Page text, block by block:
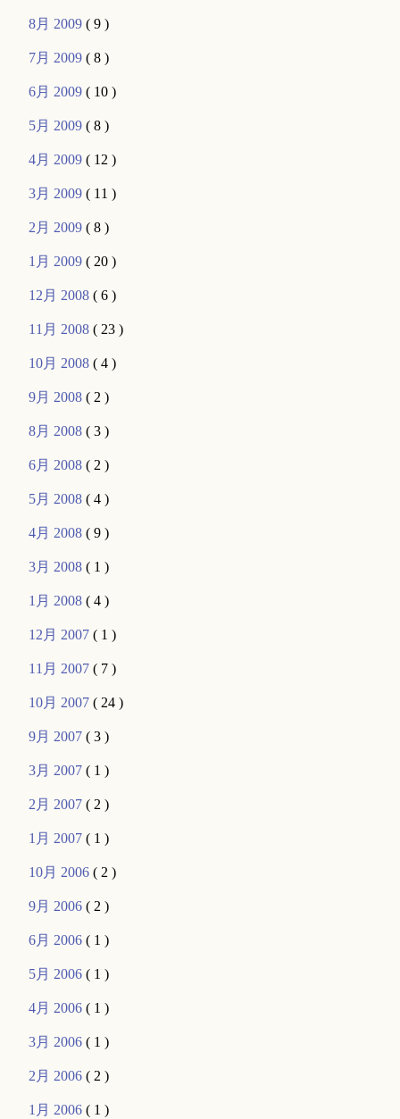
8月 2009( 9 )
7月 2009( 8 )
6月 2009( 10 )
5月 2009( 8 )
4月 2009( 12 )
3月 2009( 11 )
2月 2009( 8 )
1月 2009( 20 )
12月 2008( 6 )
11月 2008( 23 )
10月 2008( 4 )
9月 2008( 2 )
8月 2008( 3 )
6月 2008( 2 )
5月 2008( 4 )
4月 2008( 9 )
3月 2008( 1 )
1月 2008( 4 )
12月 2007( 1 )
11月 2007( 7 )
10月 2007( 24 )
9月 2007( 3 )
3月 2007( 1 )
2月 2007( 2 )
1月 2007( 1 )
10月 2006( 2 )
9月 2006( 2 )
6月 2006( 1 )
5月 2006( 1 )
4月 2006( 1 )
3月 2006( 1 )
2月 2006( 2 )
1月 2006( 1 )